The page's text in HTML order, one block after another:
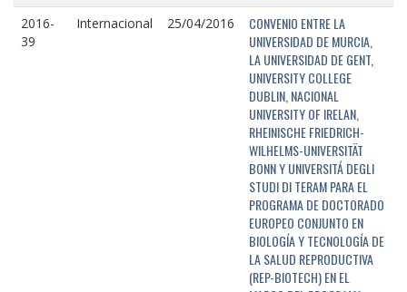
2016-
39
Internacional 25/04/2016
CONVENIO ENTRE LA
UNIVERSIDAD DE MURCIA,
LA UNIVERSIDAD DE GENT,
UNIVERSITY COLLEGE
DUBLIN, NACIONAL
UNIVERSITY OF IRELAN,
RHEINISCHE FRIEDRICH-
WILHELMS-UNIVERSITÄT
BONN Y UNIVERSITÁ DEGLI
STUDI DI TERAM PARA EL
PROGRAMA DE DOCTORADO
EUROPEO CONJUNTO EN
BIOLOGÍA Y TECNOLOGÍA DE
LA SALUD REPRODUCTIVA
(REP-BIOTECH) EN EL